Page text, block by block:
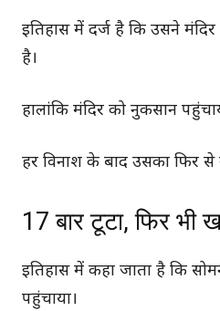
इतिहास में दर्ज है कि उसने
है।
हालांकि मंदिर को नुकसान
हर विनाश के बाद उसका फिर
17 बार टूटा, फिर भी
इतिहास में कहा जाता है कि
पहुंचाया।